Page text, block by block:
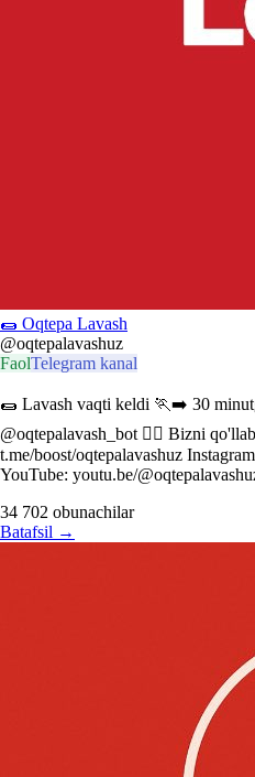
🌯 Oqtepa Lavash
@oqtepalavashuz
FaolTelegram kanal
🌯 Lavash vaqti keldi 🏃‍➡️ 30
@oqtepalavash_bot ❤️‍🔥 Bizni
t.me/boost/oqtepalavashuz
YouTube: youtu.be/
34 702 obunachilar
Batafsil →